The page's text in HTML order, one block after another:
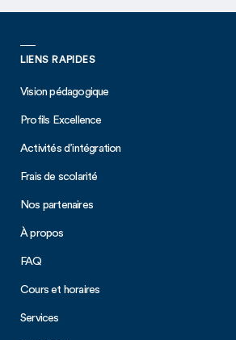
LIENS RAPIDES
Vision pédagogique
Profils Excellence
Activités d’intégration
Frais de scolarité
Nos partenaires
À propos
FAQ
Cours et horaires
Services